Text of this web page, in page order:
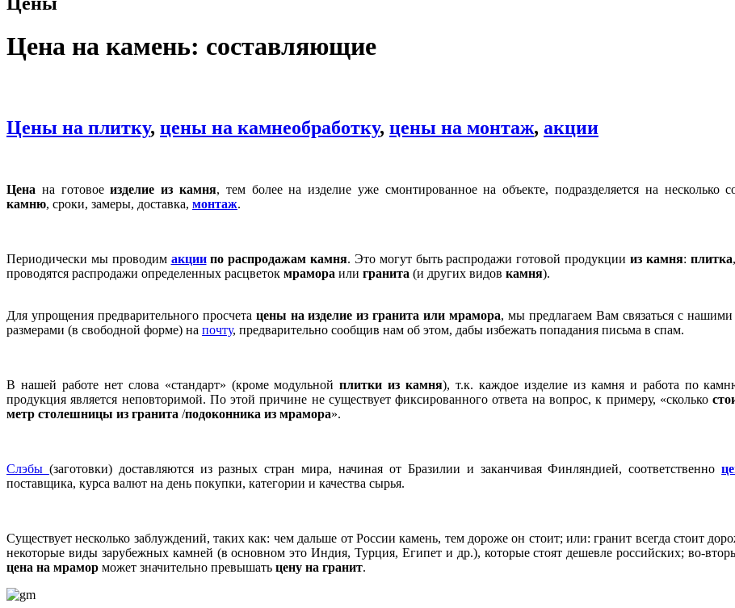
Цена на камень: составляющие
Цены на плитку, цены на камнеобработку, цены на монтаж, акции
Цена на готовоеизделие из камня, тем более на изделие уже смонтированное на объекте, подразделяется на несколько
камню, сроки, замеры, доставка, монтаж.
Периодически мы проводим акциипо распродажам камня. Это могут быть распродажи готовой продукции из камня: плитка
проводятся распродажи определенных расцветок мрамора или гранита (и других видов камня).
Для упрощения предварительного просчета цены на изделие из гранита или мрамора, мы предлагаем Вам связаться с нашими
размерами (в свободной форме) на почту, предварительно сообщив нам об этом, дабы избежать попадания письма в спам.
В нашей работе нет слова «стандарт» (кроме модульнойплитки из камня), т.к. каждое изделие из камня и работа по
продукция является неповторимой. По этой причине не существует фиксированного ответа на вопрос, к примеру, «сколько
метр столешницы из гранита /подоконника из мрамора».
Слэбы (заготовки) доставляются из разных стран мира, начиная от Бразилии и заканчивая Финляндией, соответственно
поставщика, курса валют на день покупки, категории и качества сырья.
Существует несколько заблуждений, таких как: чем дальше от России камень, тем дороже он стоит; или: гранит всегда стоит
некоторые виды зарубежных камней (в основном это Индия, Турция, Египет и др.), которые стоят дешевле российских; во-
цена на мрамор может значительно превышать цену на гранит.